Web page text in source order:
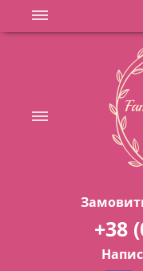
to
+38